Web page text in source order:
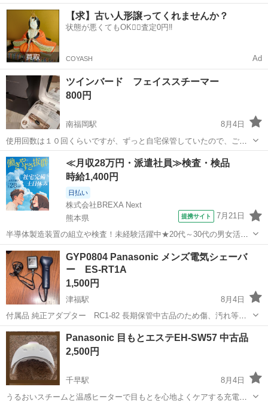
ん。通電確認済み。 まだまだ使用できます 1対面での取引可。中古品
がほとんどですので傷、汚れは予めご了承ください。機能しない部分
は確認できる範囲で記載いたします...
福岡 久留米市 津福駅 美容家電 シェーバー
【求】古い人形譲ってくれませんか？
状態が悪くてもOK🙆‍♀️査定0円‼️
COYASH Ad
ツインバード フェイススチーマー
800円
南福岡駅
8月4日
使用回数は１０回くらいですが、ずっと自宅保管していたので、ご了
承ください。 メルカリにも出品している商品もありますので、よけれ
ばメールででもお尋ねください。対面せずに会う方法も考えます。
（知り合いに頼む等）
福岡 福岡市 南福岡駅 美容家電
≪月収28万円・派遣社員≫検査・検品
時給1,400円
日払い
株式会社BREXA Next
熊本県
提携サイト 7月21日
半導体製造装置の組立や検査！未経験活躍中★20代～30代の男女活躍
中★ワンルーム寮完備！赴任旅費会社負担！マイカー通勤OK！無料駐
車場あり！正社員登用あり！《熊本県菊池郡大津町》 人気の工場のお
仕事 ◇半導体製造装置の組立...
熊本 その他
GYP0804 Panasonic メンズ電気シェーバ
ー ES-RT1A
1,500円
津福駅
8月4日
付属品 純正アダプター RC1-82 長期保管中古品のため傷、汚れ等あ
りますが使用には問題ありません。シェーバー通電、アダプター充電
確認済み。 まだまだ使用できます 1対面での取引可。中古品がほとん
どですので傷、汚れは...
福岡 久留米市 美容家電
Panasonic 目もとエステEH-SW57 中古品
2,500円
千早駅
8月4日
うるおいスチームと温感ヒーターで目もとを心地よくケアする充電式